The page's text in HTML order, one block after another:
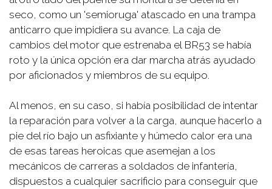
seco, como un 'semioruga' atascado en una trampa
anticarro que impidiera su avance. La caja de
cambios del motor que estrenaba el BR53 se había
roto y la única opción era dar marcha atrás ayudado
por aficionados y miembros de su equipo.
Al menos, en su caso, si había posibilidad de intentar
la reparación para volver a la carga, aunque hacerlo a
pie del río bajo un asfixiante y húmedo calor era una
de esas tareas heroicas que asemejan a los
mecánicos de carreras a soldados de infantería,
dispuestos a cualquier sacrificio para conseguir que